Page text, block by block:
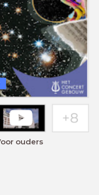
ouders